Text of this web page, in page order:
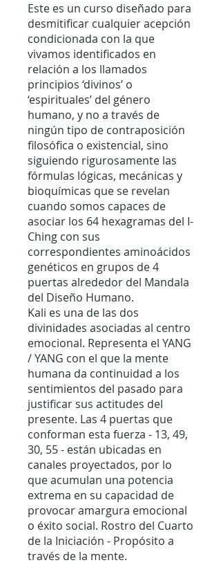
Este es un curso diseñado para
desmitificar cualquier acepción
condicionada con la que
vivamos identificados en
relación a los llamados
principios ‘divinos’ o
‘espirituales’ del género
humano, y no a través de
ningún tipo de contraposición
filosófica o existencial, sino
siguiendo rigurosamente las
fórmulas lógicas, mecánicas y
bioquímicas que se revelan
cuando somos capaces de
asociar los 64 hexagramas del I-
Ching con sus
correspondientes aminoácidos
genéticos en grupos de 4
puertas alrededor del Mandala
del Diseño Humano.
Kali es una de las dos
divinidades asociadas al centro
emocional. Representa el YANG
/ YANG con el que la mente
humana da continuidad a los
sentimientos del pasado para
justificar sus actitudes del
presente. Las 4 puertas que
conforman esta fuerza - 13, 49,
30, 55 - están ubicadas en
canales proyectados, por lo
que acumulan una potencia
extrema en su capacidad de
provocar amargura emocional
o éxito social. Rostro del Cuarto
de la Iniciación - Propósito a
través de la mente.